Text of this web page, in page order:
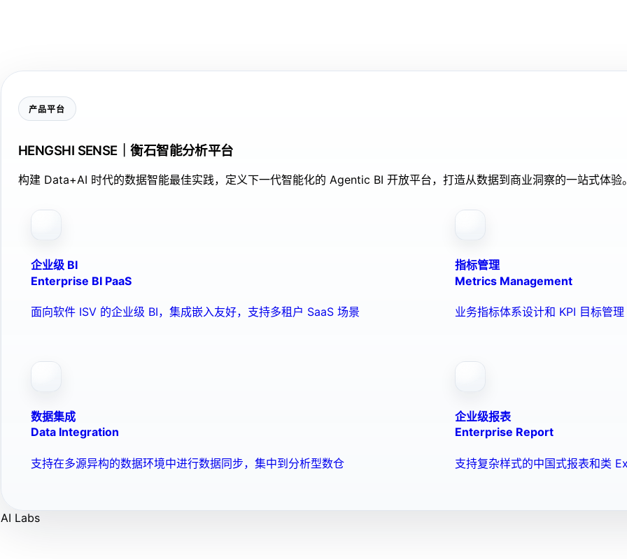
产品平台
HENGSHI SENSE｜衡石智能分析平台
构建 Data+AI 时代的数据智能最佳实践，定义下一代智能化的 Agentic BI 开放平台，打造从数据到商业洞察的一站式体验
企业级 BI
Enterprise BI PaaS
面向软件 ISV 的企业级 BI，集成嵌入友好，支持多租户 SaaS 场景
指标管理
Metrics Management
业务指标体系设计和 KPI 目标管理
数据集成
Data Integration
支持在多源异构的数据环境中进行数据同步，集中到分析型数仓
企业级报表
Enterprise Report
支持复杂样式的中国式报表和类
AI Labs